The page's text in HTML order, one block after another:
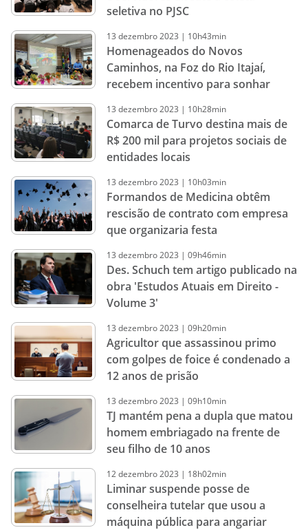
seletiva no PJSC
13 dezembro2023 | 10h43min
Homenageados do Novos
Caminhos, na Foz do Rio Itajaí,
recebem incentivo para sonhar
13 dezembro2023 | 10h28min
Comarca de Turvo destina mais de
R$ 200 mil para projetos sociais de
entidades locais
13 dezembro2023 | 10h03min
Formandos de Medicina obtêm
rescisão de contrato com empresa
que organizaria festa
13 dezembro2023 | 09h46min
Des. Schuch tem artigo publicado na
obra 'Estudos Atuais em Direito -
Volume 3'
13 dezembro2023 | 09h20min
Agricultor que assassinou primo
com golpes de foice é condenado a
12 anos de prisão
13 dezembro2023 | 09h10min
TJ mantém pena a dupla que matou
homem embriagado na frente de
seu filho de 10 anos
12dezembro2023 | 18h02min
Liminar suspende posse de
conselheira tutelar que usou a
máquina pública para angariar